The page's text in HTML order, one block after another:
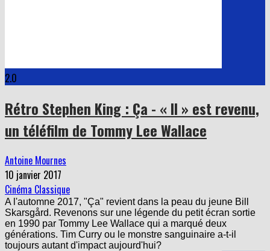
2.0
Rétro Stephen King : Ça - « Il » est revenu,
un téléfilm de Tommy Lee Wallace
Antoine Mournes
10 janvier 2017
Cinéma Classique
A l'automne 2017, "Ça" revient dans la peau du jeune Bill
Skarsgård. Revenons sur une légende du petit écran sortie
en 1990 par Tommy Lee Wallace qui a marqué deux
générations. Tim Curry ou le monstre sanguinaire a-t-il
toujours autant d'impact aujourd'hui?